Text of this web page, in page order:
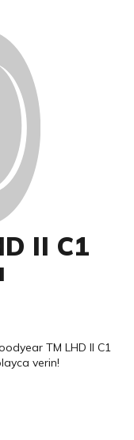
II C1
TM LHD II C1
verin!